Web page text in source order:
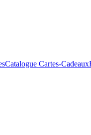
Catalogue Cartes-Cadeaux